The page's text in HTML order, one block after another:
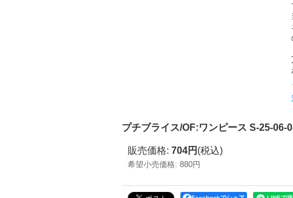
プチブライス/OF:ワンピース S-25-06-
販売価格: 704円 (税込)
希望小売価格: 880円